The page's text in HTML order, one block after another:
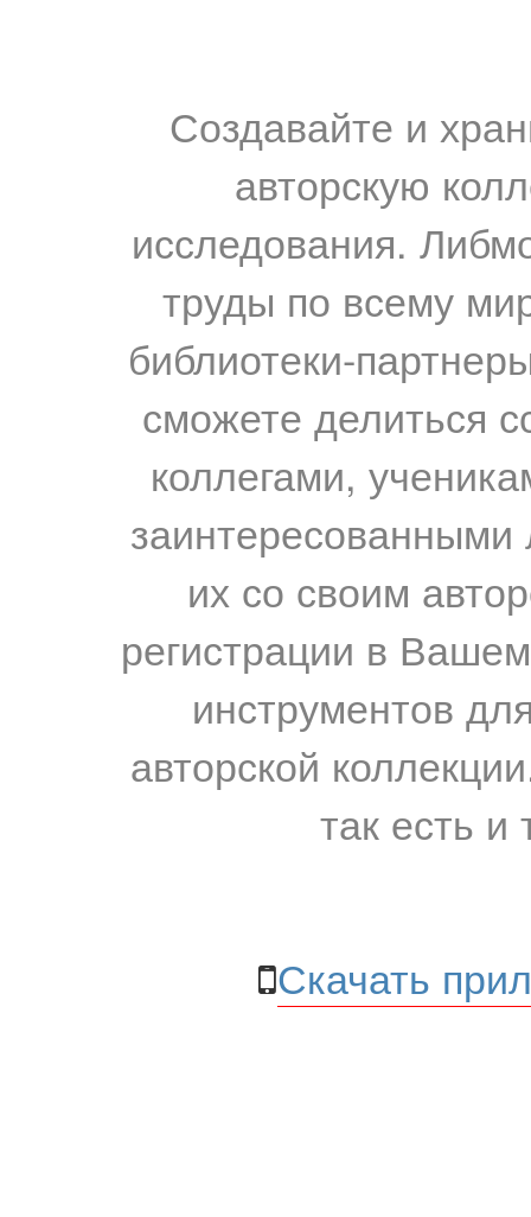
Создавайте и
авторскую
исследования.
труды по всему
библиотеки-
сможете делиться
коллегами,
их со своим
регистрации в
инструментов
авторской
так есть и
Скачать